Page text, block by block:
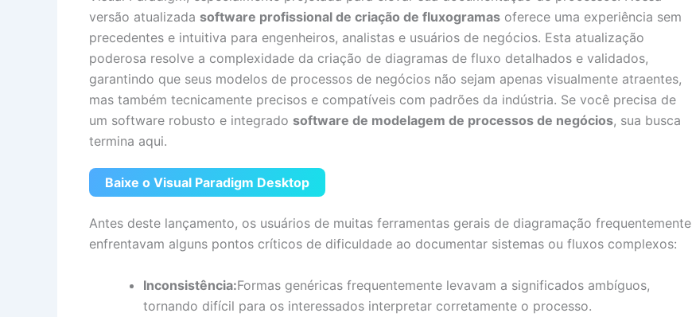
versão atualizada software profissional de criação de fluxogramas oferece uma experiência sem
precedentes e intuitiva para engenheiros, analistas e usuários de negócios. Esta atualização
poderosa resolve a complexidade da criação de diagramas de fluxo detalhados e validados,
garantindo que seus modelos de processos de negócios não sejam apenas visualmente atraentes,
mas também tecnicamente precisos e compatíveis com padrões da indústria. Se você precisa de
um software robusto e integrado software de modelagem de processos de negócios, sua busca
termina aqui.
Baixe o Visual Paradigm Desktop
Antes deste lançamento, os usuários de muitas ferramentas gerais de diagramação frequentemente
enfrentavam alguns pontos críticos de dificuldade ao documentar sistemas ou fluxos complexos:
Inconsistência:Formas genéricas frequentemente levavam a significados ambíguos,
tornando difícil para os interessados interpretar corretamente o processo.